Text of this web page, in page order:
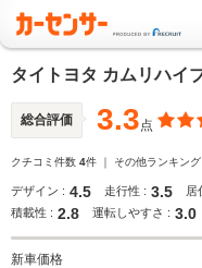
タイトヨタ カムリハイ
総合評価 3.3点
クチコミ件数 4件 ｜ その他ランキング
デザイン : 4.5 走行性 : 3.5 居
積載性 : 2.8 運転しやすさ : 3.0
新車価格